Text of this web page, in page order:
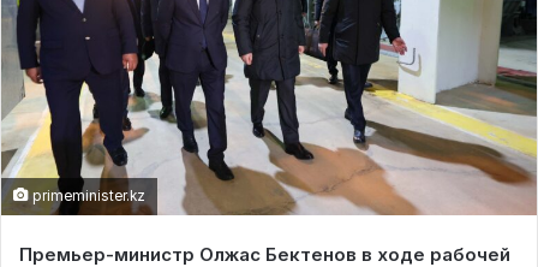
primeminister.kz
Премьер-министр Олжас Бектенов в ходе рабочей